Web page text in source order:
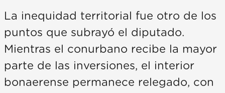
La inequidad territorial fue otro de los
puntos que subrayó el diputado.
Mientras el conurbano recibe la mayor
parte de las inversiones, el interior
bonaerense permanece relegado, con